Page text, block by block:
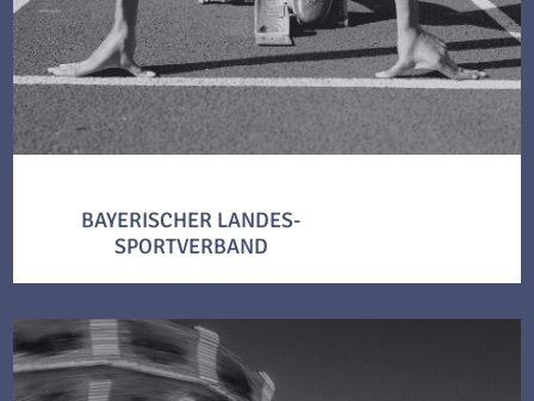
BAYERISCHER LANDES-
SPORTVERBAND